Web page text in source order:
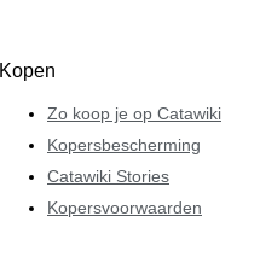
Kopen
Zo koop je op Catawiki
Kopersbescherming
Catawiki Stories
Kopersvoorwaarden